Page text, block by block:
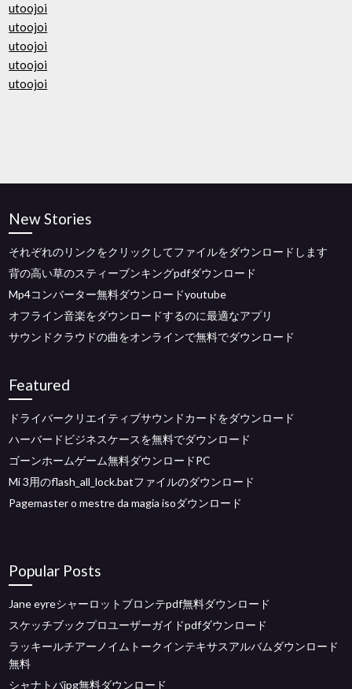
utoojoi
utoojoi
utoojoi
utoojoi
utoojoi
New Stories
それぞれのリンクをクリックしてファイルをダウンロードします
背の高い草のスティーブンキングpdfダウンロード
Mp4コンバーター無料ダウンロードyoutube
オフライン音楽をダウンロードするのに最適なアプリ
サウンドクラウドの曲をオンラインで無料でダウンロード
Featured
ドライバークリエイティブサウンドカードをダウンロード
ハーバードビジネスケースを無料でダウンロード
ゴーンホームゲーム無料ダウンロードPC
Mi 3用のflash_all_lock.batファイルのダウンロード
Pagemaster o mestre da magia isoダウンロード
Popular Posts
Jane eyreシャーロットブロンテpdf無料ダウンロード
スケッチブックプロユーザーガイドpdfダウンロード
ラッキールチアーノイムトークインテキサスアルバムダウンロード
無料
シャナトバjpg無料ダウンロード